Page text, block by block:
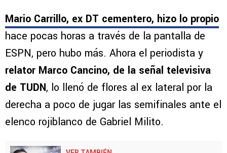
Mario Carrillo, ex DT cementero, hizo lo propio
hace pocas horas a través de la pantalla de
ESPN, pero hubo más. Ahora el periodista y
relator Marco Cancino, de la señal televisiva
de TUDN, lo llenó de flores al ex lateral por la
derecha a poco de jugar las semifinales ante el
elenco rojiblanco de Gabriel Milito.